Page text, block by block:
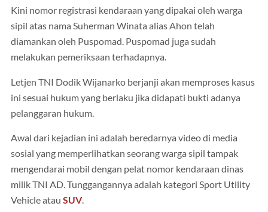
Kini nomor registrasi kendaraan yang dipakai oleh warga
sipil atas nama Suherman Winata alias Ahon telah
diamankan oleh Puspomad. Puspomad juga sudah
melakukan pemeriksaan terhadapnya.
Letjen TNI Dodik Wijanarko berjanji akan memproses kasus
ini sesuai hukum yang berlaku jika didapati bukti adanya
pelanggaran hukum.
Awal dari kejadian ini adalah beredarnya video di media
sosial yang memperlihatkan seorang warga sipil tampak
mengendarai mobil dengan pelat nomor kendaraan dinas
milik TNI AD. Tunggangannya adalah kategori Sport Utility
Vehicle atau SUV.